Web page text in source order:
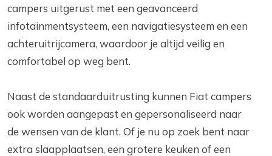
campers uitgerust met een geavanceerd
infotainmentsysteem, een navigatiesysteem en een
achteruitrijcamera, waardoor je altijd veilig en
comfortabel op weg bent.
Naast de standaarduitrusting kunnen Fiat campers
ook worden aangepast en gepersonaliseerd naar
de wensen van de klant. Of je nu op zoek bent naar
extra slaapplaatsen, een grotere keuken of een